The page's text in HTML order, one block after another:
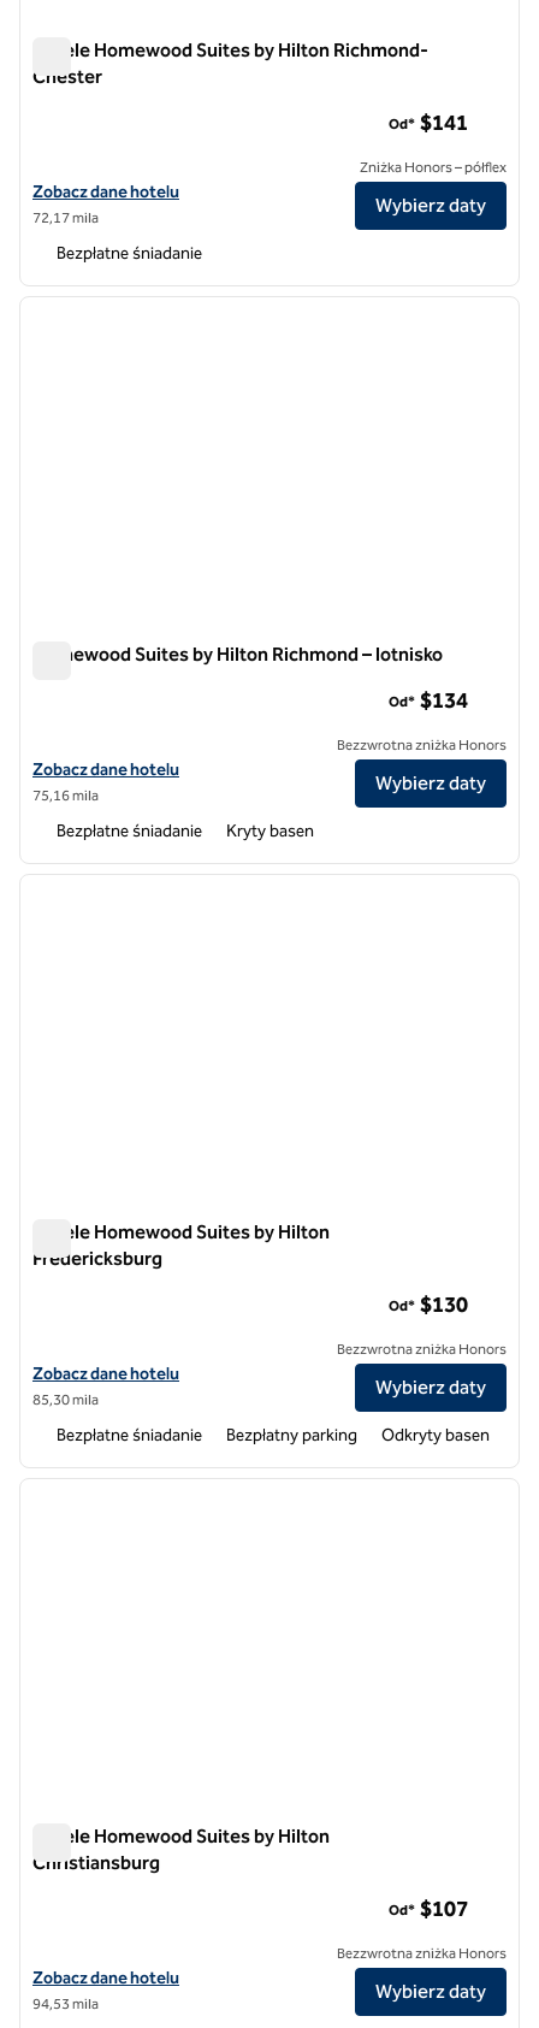
Hotele Homewood Suites by Hilton Richmond-
Chester
Zobacz szczegóły hotelu Homewood Suites by Hilton Richmond-
Zobacz dane hotelu
72,17 mila
Od* $141
Zniżka Honors – półflex
Wybierz daty
Bezpłatne śniadanie
1 z 12
Homewood Suites by Hilton Richmond – lotnisko
Zobacz szczegóły hotelu Homewood Suites by Hilton Richmond –
Zobacz dane hotelu
75,16 mila
Od* $134
Bezzwrotna zniżka Honors
Wybierz daty
Bezpłatne śniadanie Kryty basen
1 z 12
Hotele Homewood Suites by Hilton
Fredericksburg
Zobacz szczegóły hotelu Homewood Suites by Hilton
Zobacz dane hotelu
85,30 mila
Od* $130
Bezzwrotna zniżka Honors
Wybierz daty
Bezpłatne śniadanie Bezpłatny parking Odkryty basen
1 z 12
Hotele Homewood Suites by Hilton
Christiansburg
Zobacz szczegóły hotelu Homewood Suites by Hilton Christiansburg
Zobacz dane hotelu
94,53 mila
Od* $107
Bezzwrotna zniżka Honors
Wybierz daty